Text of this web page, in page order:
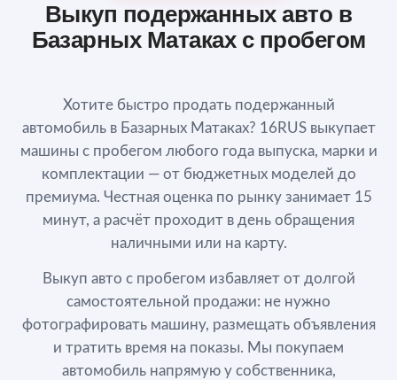
Выкуп подержанных авто в
Базарных Матаках с пробегом
Хотите быстро продать подержанный
автомобиль в Базарных Матаках? 16RUS выкупает
машины с пробегом любого года выпуска, марки и
комплектации — от бюджетных моделей до
премиума. Честная оценка по рынку занимает 15
минут, а расчёт проходит в день обращения
наличными или на карту.
Выкуп авто с пробегом избавляет от долгой
самостоятельной продажи: не нужно
фотографировать машину, размещать объявления
и тратить время на показы. Мы покупаем
автомобиль напрямую у собственника,